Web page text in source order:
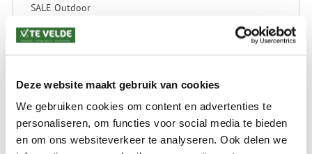
Deze website maakt gebruik van cookies
We gebruiken cookies om content en advertenties te
personaliseren, om functies voor social media te bieden
en om ons websiteverkeer te analyseren. Ook delen we
SALE Outdoor
SALE Wintersport
GEEN VERZENDKOSTEN BOVEN € 175,-
(bij verzending via Pakketdienst tot 10 kg)*